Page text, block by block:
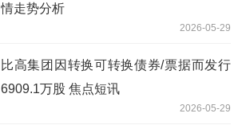
情走势分析
2026-05-29
比高集团因转换可转换债券/票据而发行
6909.1万股 焦点短讯
2026-05-29